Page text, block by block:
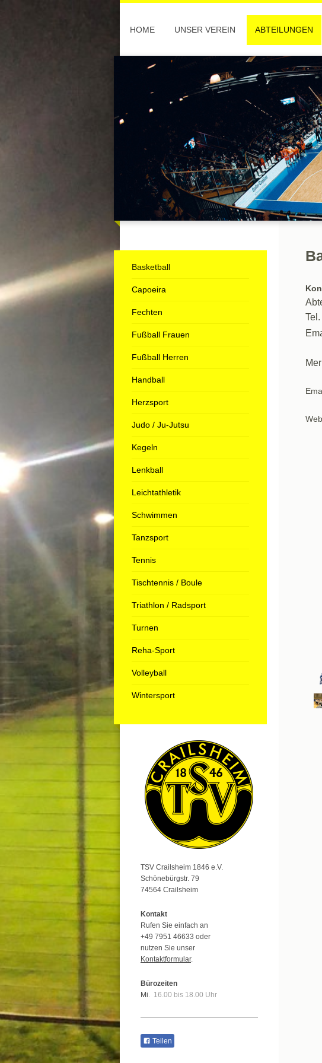
HOME UNSER VEREIN ABTEILUNGEN
Basketball
Capoeira
Fechten
Fußball Frauen
Fußball Herren
Handball
Herzsport
Judo / Ju-Jutsu
Kegeln
Lenkball
Leichtathletik
Schwimmen
Tanzsport
Tennis
Tischtennis / Boule
Triathlon / Radsport
Turnen
Reha-Sport
Volleyball
Wintersport
TSV Crailsheim 1846 e.V.
Schönebürgstr. 79
74564 Crailsheim
Kontakt
Rufen Sie einfach an
+49 7951 46633 oder
nutzen Sie unser
Kontaktformular.
Bürozeiten
Mi. 16.00 bis 18.00 Uhr
Teilen